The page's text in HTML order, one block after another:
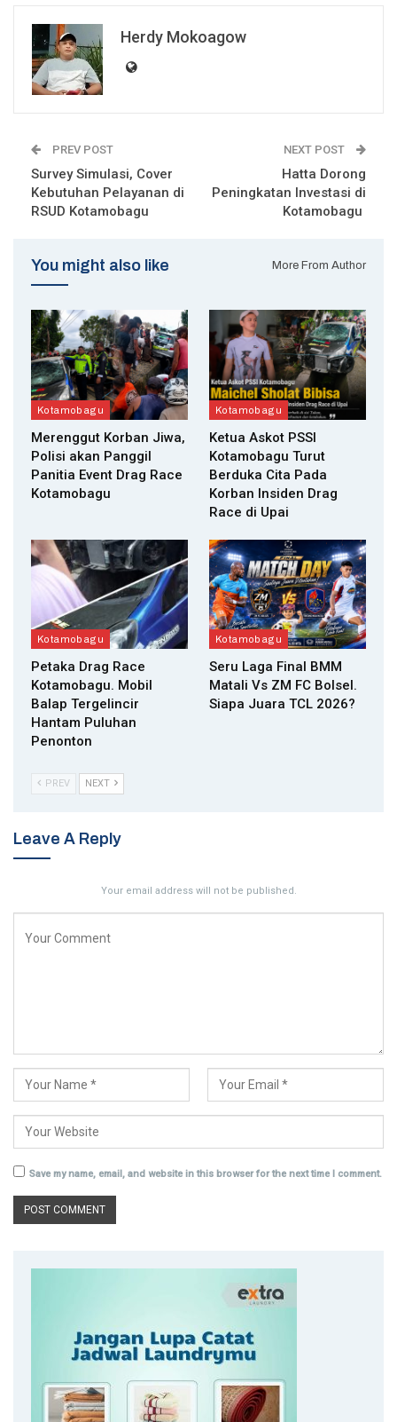
Herdy Mokoagow
PREV POST
Survey Simulasi, Cover
Kebutuhan Pelayanan di
RSUD Kotamobagu
NEXT POST
Hatta Dorong
Peningkatan Investasi di
Kotamobagu
You might also like More From Author
Kotamobagu
Merenggut Korban Jiwa,
Polisi akan Panggil
Panitia Event Drag Race
Kotamobagu
Kotamobagu
Ketua Askot PSSI
Kotamobagu Turut
Berduka Cita Pada
Korban Insiden Drag
Race di Upai
Kotamobagu
Petaka Drag Race
Kotamobagu. Mobil
Balap Tergelincir
Hantam Puluhan
Penonton
Kotamobagu
Seru Laga Final BMM
Matali Vs ZM FC Bolsel.
Siapa Juara TCL 2026?
PREV NEXT
Leave A Reply
Your email address will not be published.
Save my name, email, and website in this browser for the next time I comment.